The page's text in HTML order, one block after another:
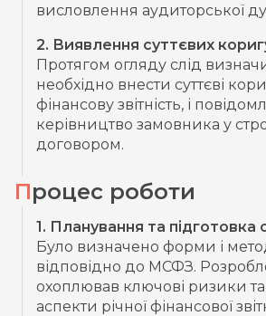
висловлення аудиторської
2. Виявлення суттєвих
Протягом огляду слід
необхідно внести суттєві
фінансову звітність, і
керівництво замовника у
договором.
Процес роботи
1. Планування та підготовка
Було визначено форми і
відповідно до МСФЗ.
охоплював ключові ризики
аспекти річної фінансової